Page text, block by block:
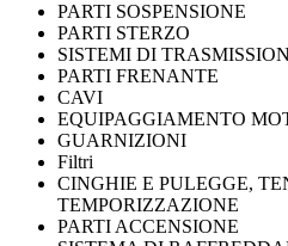
PARTI SOSPENSIONE
PARTI STERZO
SISTEMI DI
PARTI FRENANTE
CAVI
EQUIPAGGIAMENTO
GUARNIZIONI
Filtri
CINGHIE E PULEGGE,
TEMPORIZZAZIONE
PARTI ACCENSIONE